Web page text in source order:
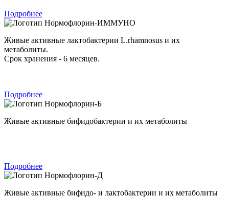
Подробнее
Нормофлорин-ИММУНО
Живые активные лактобактерии L.rhamnosus и их
метаболиты.
Срок хранения - 6 месяцев.
Подробнее
Нормофлорин-Б
Живые активные бифидобактерии и их метаболиты
Подробнее
Нормофлорин-Д
Живые активные бифидо- и лактобактерии и их метаболиты